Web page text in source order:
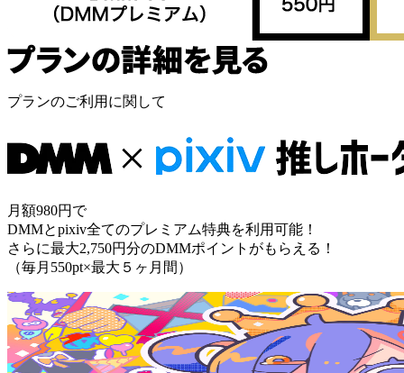
プランのご利用に関して
月額980円で
DMMとpixiv全てのプレミアム特典を利用可能！
さらに最大2,750円分のDMMポイントがもらえる！
（毎月550pt×最大５ヶ月間）